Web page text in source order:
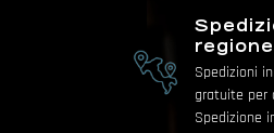
regione
Spedizioni
gratuite per
Spedizione